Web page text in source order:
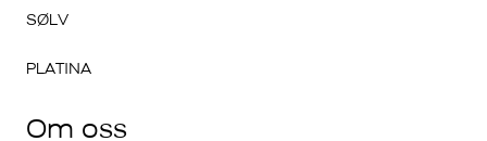
SØLV
PLATINA
Om oss